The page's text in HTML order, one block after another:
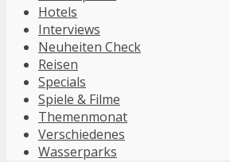
Hotels
Interviews
Neuheiten Check
Reisen
Specials
Spiele & Filme
Themenmonat
Verschiedenes
Wasserparks